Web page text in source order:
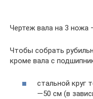
Чертеж вала на 3 ножа
Чтобы собрать
кроме вала с
стальной круг
—50 см (в